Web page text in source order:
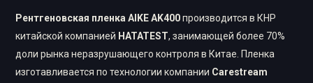
Рентгеновская пленка AIKE AK400производится в КНР
китайской компанией HATATEST, занимающей более 70%
доли рынка неразрушающего контроля в Китае. Пленка
изготавливается по технологии компании Carestream